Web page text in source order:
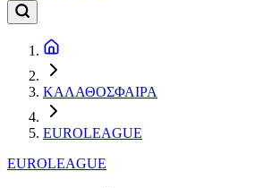
ΚΑΛΑΘΟΣΦΑΙΡΑ
EUROLEAGUE
EUROLEAGUE